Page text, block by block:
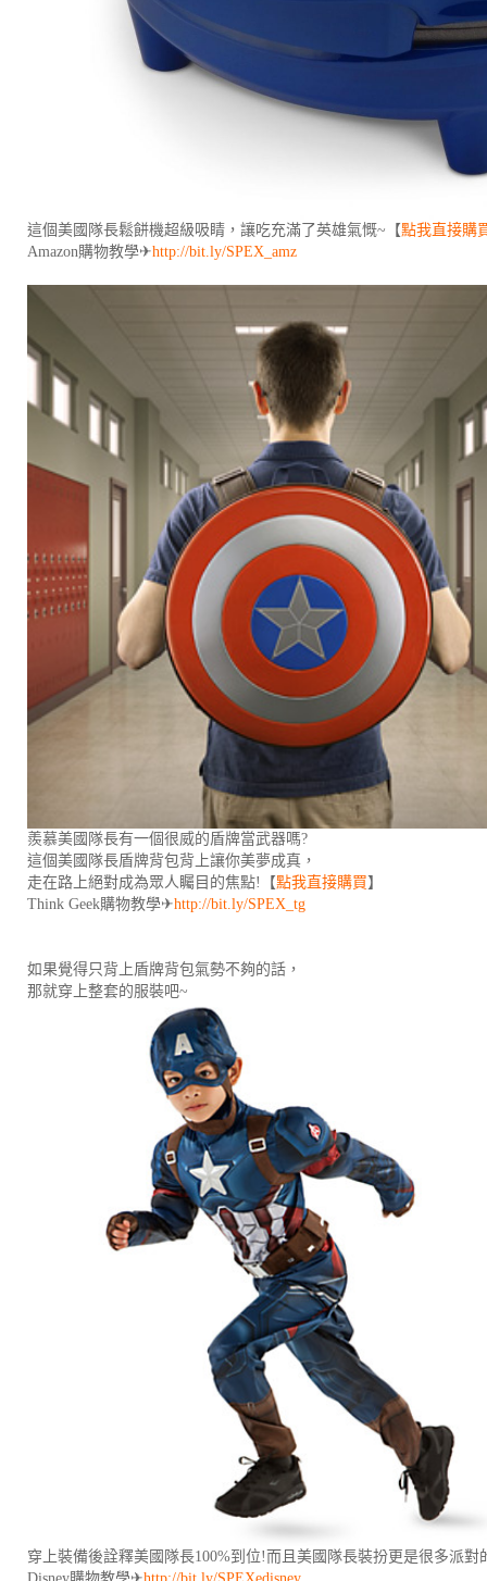
這個美國隊長鬆餅機超級吸睛，讓吃充滿了英雄氣慨~【點我直接購
Amazon購物教學✈http://bit.ly/SPEX_amz
羨慕美國隊長有一個很威的盾牌當武器嗎?
這個美國隊長盾牌背包背上讓你美夢成真，
走在路上絕對成為眾人矚目的焦點!【點我直接購買】
Think Geek購物教學✈http://bit.ly/SPEX_tg
如果覺得只背上盾牌背包氣勢不夠的話，
那就穿上整套的服裝吧~
穿上裝備後詮釋美國隊長100%到位!而且美國隊長裝扮更是很多派對